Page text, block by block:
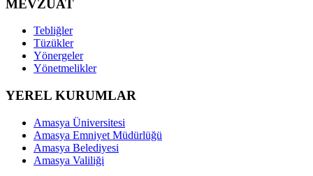
MEVZUAT
Tebliğler
Tüzükler
Yönergeler
Yönetmelikler
YEREL KURUMLAR
Amasya Üniversitesi
Amasya Emniyet Müdürlüğü
Amasya Belediyesi
Amasya Valiliği